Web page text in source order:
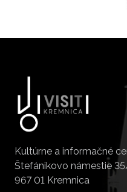
Kultúrne a informačné
Štefánikovo námestie
967 01 Kremnica